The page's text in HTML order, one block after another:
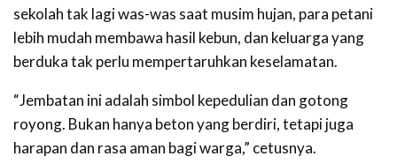
sekolah tak lagi was-was saat musim hujan, para petani
lebih mudah membawa hasil kebun, dan keluarga yang
berduka tak perlu mempertaruhkan keselamatan.
“Jembatan ini adalah simbol kepedulian dan gotong
royong. Bukan hanya beton yang berdiri, tetapi juga
harapan dan rasa aman bagi warga,” cetusnya.